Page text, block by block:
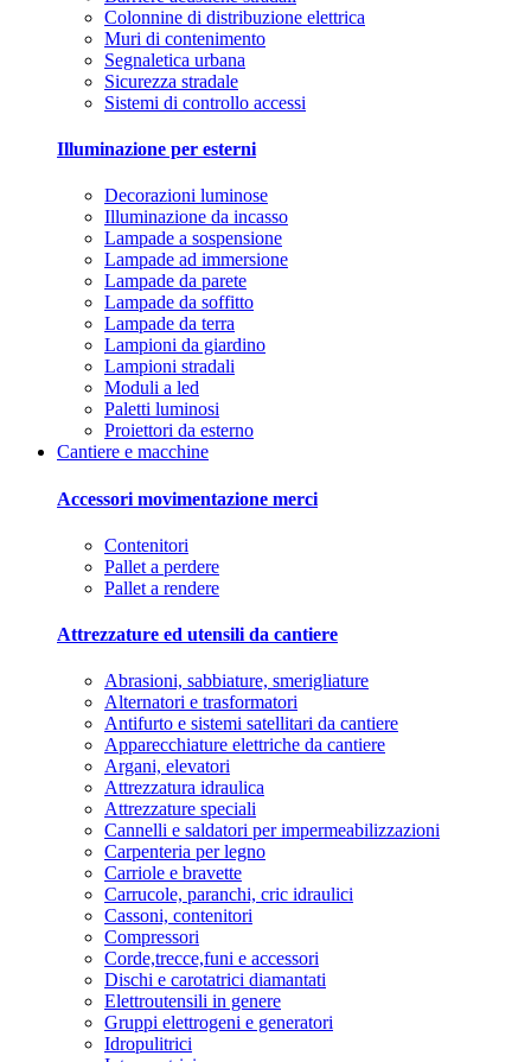
Colonnine di distribuzione elettrica
Muri di contenimento
Segnaletica urbana
Sicurezza stradale
Sistemi di controllo accessi
Illuminazione per esterni
Decorazioni luminose
Illuminazione da incasso
Lampade a sospensione
Lampade ad immersione
Lampade da parete
Lampade da soffitto
Lampade da terra
Lampioni da giardino
Lampioni stradali
Moduli a led
Paletti luminosi
Proiettori da esterno
Cantiere e macchine
Accessori movimentazione merci
Contenitori
Pallet a perdere
Pallet a rendere
Attrezzature ed utensili da cantiere
Abrasioni, sabbiature, smerigliature
Alternatori e trasformatori
Antifurto e sistemi satellitari da cantiere
Apparecchiature elettriche da cantiere
Argani, elevatori
Attrezzatura idraulica
Attrezzature speciali
Cannelli e saldatori per impermeabilizzazioni
Carpenteria per legno
Carriole e bravette
Carrucole, paranchi, cric idraulici
Cassoni, contenitori
Compressori
Corde,trecce,funi e accessori
Dischi e carotatrici diamantati
Elettroutensili in genere
Gruppi elettrogeni e generatori
Idropulitrici